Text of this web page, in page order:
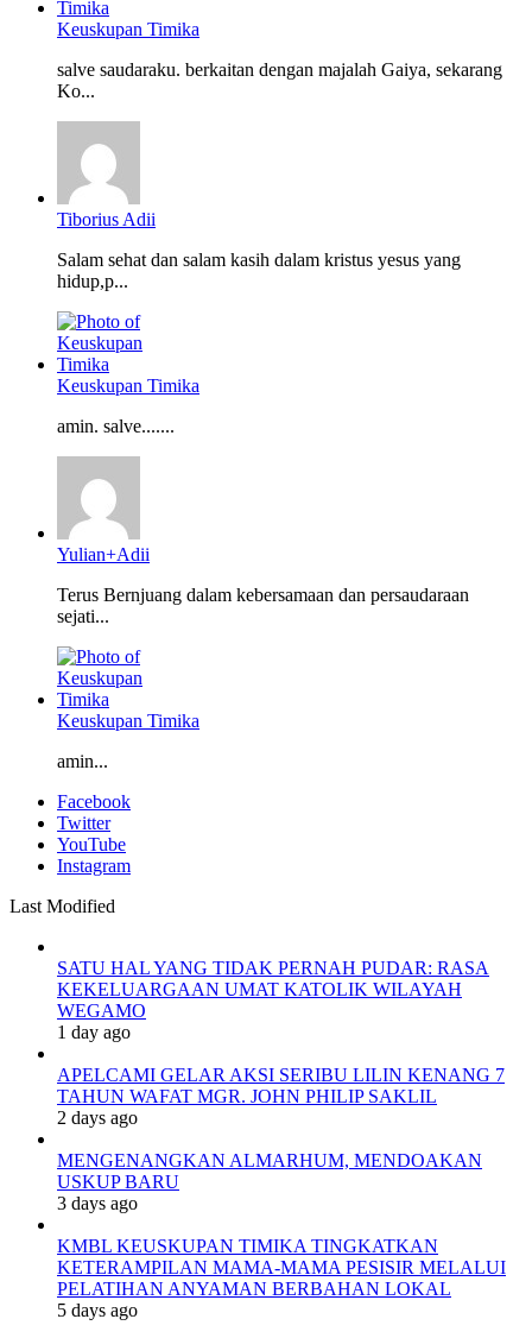
Keuskupan Timika
salve saudaraku. berkaitan dengan majalah Gaiya, sekarang
Ko...
Tiborius Adii
Salam sehat dan salam kasih dalam kristus yesus yang
hidup,p...
Keuskupan Timika
amin. salve.......
Yulian+Adii
Terus Bernjuang dalam kebersamaan dan persaudaraan
sejati...
Keuskupan Timika
amin...
Facebook
Twitter
YouTube
Instagram
Last Modified
SATU HAL YANG TIDAK PERNAH PUDAR: RASA
KEKELUARGAAN UMAT KATOLIK WILAYAH
WEGAMO
1 day ago
APELCAMI GELAR AKSI SERIBU LILIN KENANG 7
TAHUN WAFAT MGR. JOHN PHILIP SAKLIL
2 days ago
MENGENANGKAN ALMARHUM, MENDOAKAN
USKUP BARU
3 days ago
KMBL KEUSKUPAN TIMIKA TINGKATKAN
KETERAMPILAN MAMA-MAMA PESISIR MELALUI
PELATIHAN ANYAMAN BERBAHAN LOKAL
5 days ago